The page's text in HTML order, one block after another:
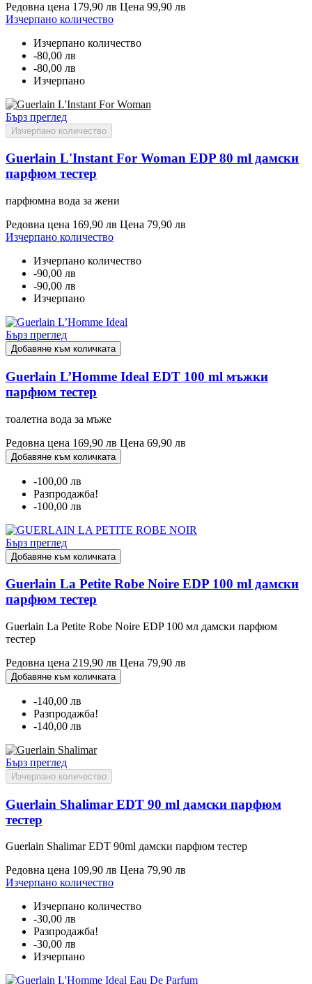
Редовна цена 179,90 лв Цена 99,90 лв
Изчерпано количество
Изчерпано количество
-80,00 лв
-80,00 лв
Изчерпано
Бърз преглед
Изчерпано количество
Guerlain L'Instant For Woman EDP 80 ml дамски
парфюм тестер
парфюмна вода за жени
Редовна цена 169,90 лв Цена 79,90 лв
Изчерпано количество
Изчерпано количество
-90,00 лв
-90,00 лв
Изчерпано
Бърз преглед
Добавяне към количката
Guerlain L’Homme Ideal EDT 100 ml мъжки
парфюм тестер
тоалетна вода за мъже
Редовна цена 169,90 лв Цена 69,90 лв
Добавяне към количката
-100,00 лв
Разпродажба!
-100,00 лв
Бърз преглед
Добавяне към количката
Guerlain La Petite Robe Noire EDP 100 ml дамски
парфюм тестер
Guerlain La Petite Robe Noire EDP 100 мл дамски парфюм
тестер
Редовна цена 219,90 лв Цена 79,90 лв
Добавяне към количката
-140,00 лв
Разпродажба!
-140,00 лв
Бърз преглед
Изчерпано количество
Guerlain Shalimar EDT 90 ml дамски парфюм
тестер
Guerlain Shalimar EDT 90ml дамски парфюм тестер
Редовна цена 109,90 лв Цена 79,90 лв
Изчерпано количество
Изчерпано количество
-30,00 лв
Разпродажба!
-30,00 лв
Изчерпано